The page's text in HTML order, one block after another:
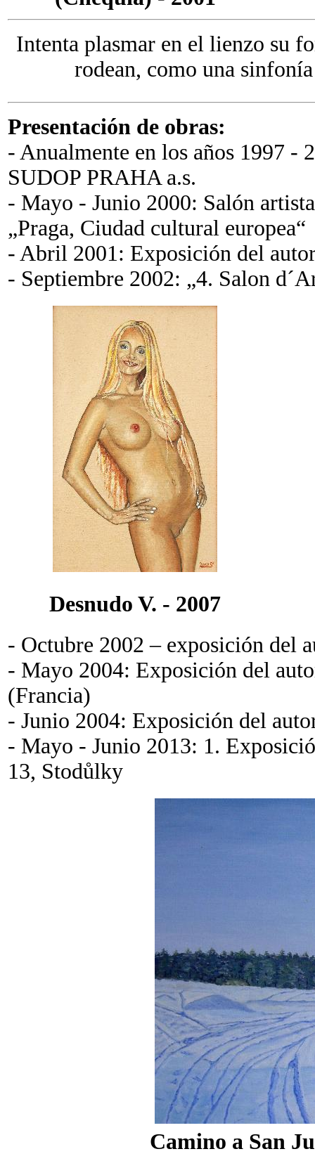
Intenta plasmar en el lienzo su
rodean, como una
Presentación de obras:
- Anualmente en los años 1997 -
SUDOP PRAHA a.s.
- Mayo - Junio 2000: Salón
„Praga, Ciudad cultural europea“
- Abril 2001: Exposición del
- Septiembre 2002: „4. Salon
Desnudo V. - 2007
- Octubre 2002 – exposición del
- Mayo 2004: Exposición del
(Francia)
- Junio 2004: Exposición del
- Mayo - Junio 2013: 1.
13, Stodůlky
Camino a San